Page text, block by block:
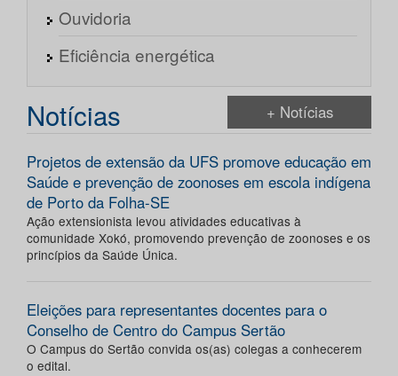
Ouvidoria
Eficiência energética
Notícias + Notícias
Projetos de extensão da UFS promove educação em
Saúde e prevenção de zoonoses em escola indígena
de Porto da Folha-SE
Ação extensionista levou atividades educativas à
comunidade Xokó, promovendo prevenção de zoonoses e os
princípios da Saúde Única.
Eleições para representantes docentes para o
Conselho de Centro do Campus Sertão
O Campus do Sertão convida os(as) colegas a conhecerem
o edital.